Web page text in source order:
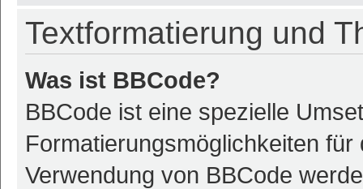
Textformatierung und
Was ist BBCode?
BBCode ist eine spezielle
Formatierungsmöglichkeiten
Verwendung von BBCode